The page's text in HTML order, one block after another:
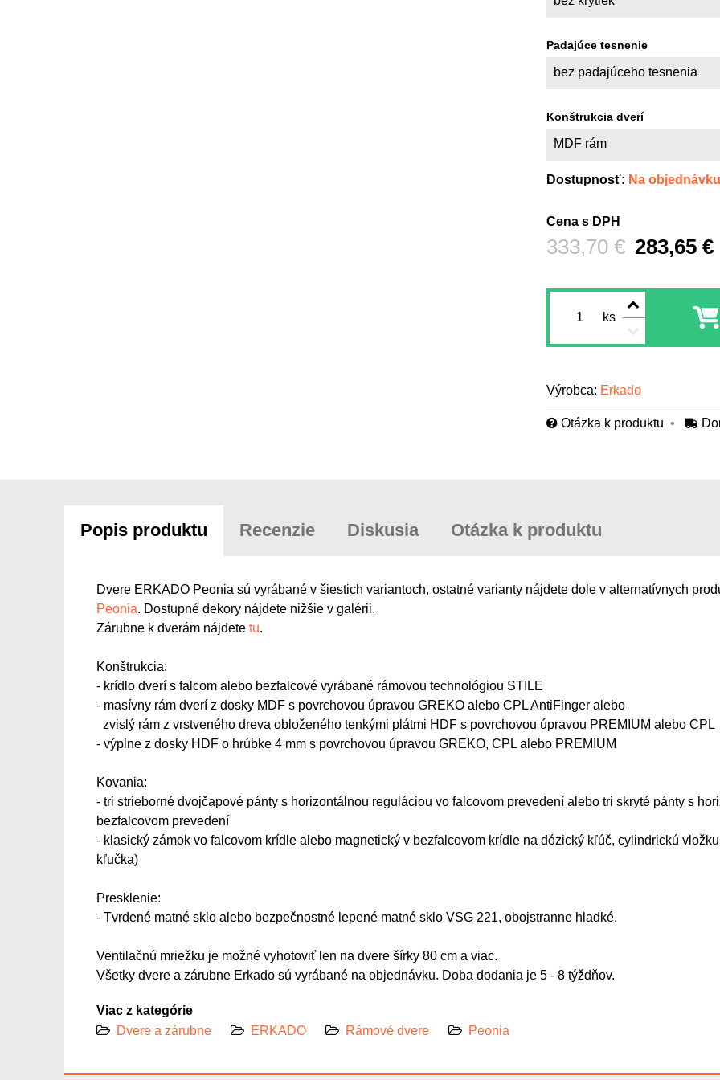
Padajúce tesnenie
bez padajúceho tesnenia
Konštrukcia dverí
MDF rám
Dostupnosť: Na objednávku
Cena s DPH
283,65 €
Pred zľavou:
333,70 €
ks
Výrobca: Erkado
Otázka k produktu
Popis produktu Recenzie Diskusia Otázka k produktu
Dvere ERKADO Peonia sú vyrábané v šiestich variantoch, ostatné varianty nájdete dole v alternatívnych
Peonia. Dostupné dekory nájdete nižšie v galérii.
Zárubne k dverám nájdete tu.
Konštrukcia:
- krídlo dverí s falcom alebo bezfalcové vyrábané rámovou technológiou STILE
- masívny rám dverí z dosky MDF s povrchovou úpravou GREKO alebo CPL AntiFinger alebo
zvislý rám z vrstveného dreva obloženého tenkými plátmi HDF s povrchovou úpravou PREMIUM alebo CPL
- výplne z dosky HDF o hrúbke 4 mm s povrchovou úpravou GREKO, CPL alebo PREMIUM
Kovania:
- tri strieborné dvojčapové pánty s horizontálnou reguláciou vo falcovom prevedení alebo tri skryté pánty s
bezfalcovom prevedení
- klasický zámok vo falcovom krídle alebo magnetický v bezfalcovom krídle na dózický kľúč, cylindrickú
kľučka)
Presklenie:
- Tvrdené matné sklo alebo bezpečnostné lepené matné sklo VSG 221, obojstranne hladké.
Ventilačnú mriežku je možné vyhotoviť len na dvere šírky 80 cm a viac.
Všetky dvere a zárubne Erkado sú vyrábané na objednávku. Doba dodania je 5 - 8 týždňov.
Viac z kategórie
Dvere a zárubne
ERKADO Rámové dvere Peonia